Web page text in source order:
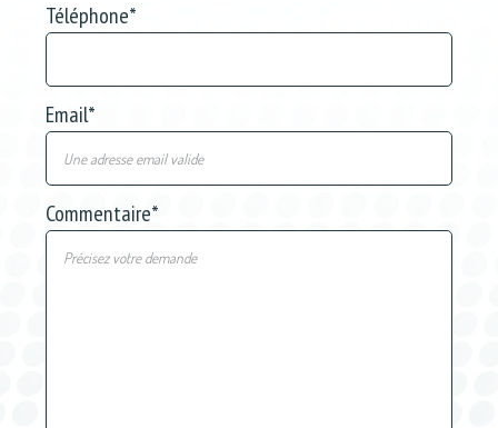
Téléphone*
Email*
Commentaire*